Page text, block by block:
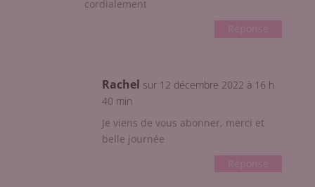
cordialement
Réponse
Rachel sur 12 décembre 2022 à 16 h
40 min
Je viens de vous abonner, merci et
belle journée
Réponse